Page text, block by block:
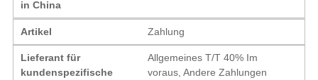
in China
Artikel Zahlung
Lieferant für
kundenspezifische
Allgemeines T/T 40% Im
voraus, Andere Zahlungen